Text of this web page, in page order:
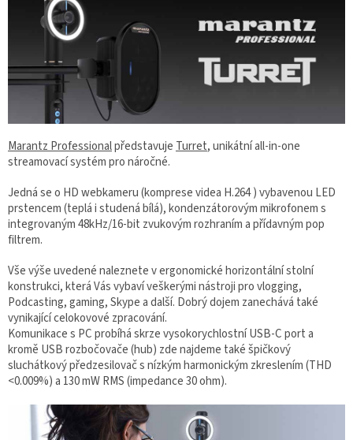
Marantz Professionalpředstavuje Turret, unikátní all-in-one
streamovací systém pro náročné.
Jedná se o HD webkameru (komprese videa H.264 ) vybavenou LED
prstencem (teplá i studená bílá), kondenzátorovým mikrofonem s
integrovaným 48kHz/16-bit zvukovým rozhraním a přídavným pop
filtrem.
Vše výše uvedené naleznete v ergonomické horizontální stolní
konstrukci, která Vás vybaví veškerými nástroji pro vlogging,
Podcasting, gaming, Skype a další. Dobrý dojem zanechává také
vynikající celokovové zpracování.
Komunikace s PC probíhá skrze vysokorychlostní USB-C port a
kromě USB rozbočovače (hub) zde najdeme také špičkový
sluchátkový předzesilovač s nízkým harmonickým zkreslením (THD
<0.009%) a 130 mW RMS (impedance 30 ohm).